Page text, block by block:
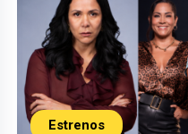
Estrenos